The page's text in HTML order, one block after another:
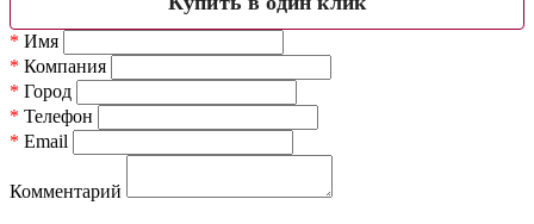
* Имя
* Компания
* Город
* Телефон
* Email
Комментарий